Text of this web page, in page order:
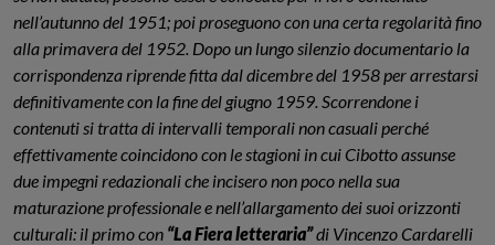
nell’autunno del 1951; poi proseguono con una certa regolarità fino
alla primavera del 1952. Dopo un lungo silenzio documentario la
corrispondenza riprende fitta dal dicembre del 1958 per arrestarsi
definitivamente con la fine del giugno 1959. Scorrendone i
contenuti si tratta di intervalli temporali non casuali perché
effettivamente coincidono con le stagioni in cui Cibotto assunse
due impegni redazionali che incisero non poco nella sua
maturazione professionale e nell’allargamento dei suoi orizzonti
culturali: il primo con “La Fiera letteraria”di Vincenzo Cardarelli